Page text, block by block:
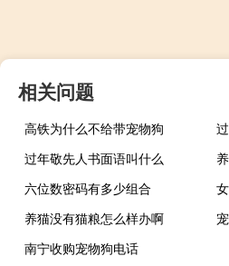
相关问题
高铁为什么不给带宠物狗
过年敬先人书面语叫什么
六位数密码有多少组合
养猫没有猫粮怎么样办啊
南宁收购宠物狗电话